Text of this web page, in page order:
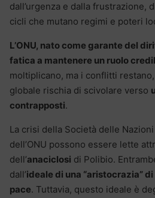
dall’urgenza e dalla frustrazione,
cicli che mutano regimi e poteri
L’ONU, nato come garante del
fatica a mantenere un ruolo
moltiplicano, ma i conflitti
globale rischia di scivolare verso
contrapposti.
La crisi della Società delle
dell’ONU possono essere lette
dell’anaciclosi di Polibio.
dall’ideale di una “aristocrazia”
pace. Tuttavia, questo ideale è